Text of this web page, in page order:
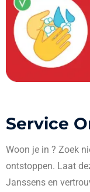
Service
Woon je in ? Zoek
ontstoppen. Laat
Janssens en